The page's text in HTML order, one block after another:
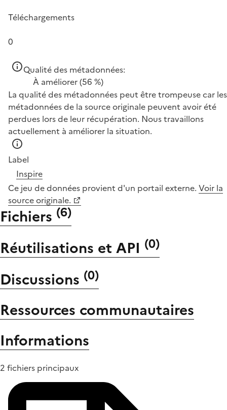
Téléchargements
0
Qualité des métadonnées:
À améliorer(56 %)
La qualité des métadonnées peut être trompeuse car les
métadonnées de la source originale peuvent avoir été
perdues lors de leur récupération. Nous travaillons
actuellement à améliorer la situation.
Label
Inspire
Ce jeu de données provient d'un portail externe. Voir la
source originale.
Fichiers (6)
Réutilisations et API (0)
Discussions (0)
Ressources communautaires
Informations
2 fichiers principaux